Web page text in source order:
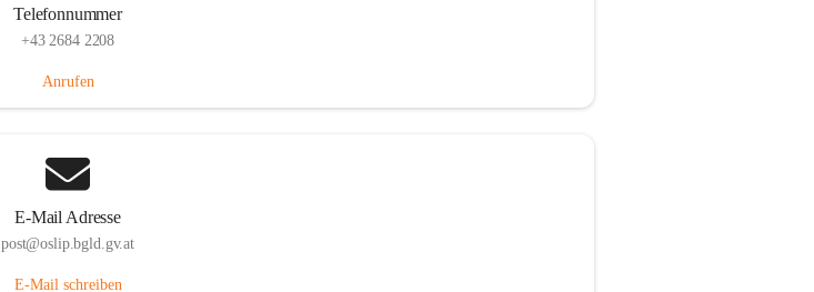
Telefonnummer
+43 2684 2208
Anrufen
E-Mail Adresse
post@oslip.bgld.gv.at
E-Mail schreiben